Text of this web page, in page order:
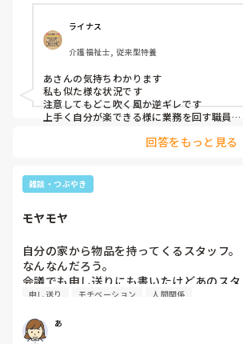
自分の勤務時間はこなしているのに。
常勤だからこんな時は対応しなければなの
一応予定はありますけど？
涙が出ました。
きっと常勤なのにとかわがままとか勝手
トンチンカンな事なのは承知してます。
理不尽な事言ってるのでしょうか。
特定のスタッフには大変腹立ちます。
自分の技量不足もあるのでしょう。
失礼しました。
モヤモヤして、職場には残念ながら話せる
書かせていただきました。
ライナス
介護福祉士, 従来型特養
あさんの気持ちわかります
私も似た様な状況です
注意してもどこ吹く風か逆ギレです
上手く自分が楽できる様に業務を回す職員
仲がよかった職員は1人また1人と辞めてし
回答をもっと見る
雑談・つぶやき
モヤモヤ
自分の家から物品を持ってくるスタッフ。
なんなんだろう。
会議でも申し送りにも書いたけどあのス
いです。
申し送り モチベーション 人間関係
あ